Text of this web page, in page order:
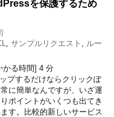
を保護するため
サンプルリクエスト
ルー
かる時間] 4 分
プするだけならクリックぽ
に簡単なんですが、いざ運
ポイントがいくつも出てき
す。比較的新しいサービス